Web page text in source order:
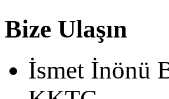
Bize Ulaşın
İsmet İnönü